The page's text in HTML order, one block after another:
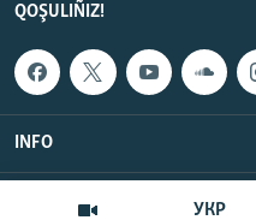
УКР
QOŞULIÑIZ!
INFO
©